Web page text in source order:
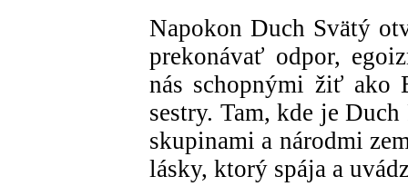
Napokon Duch Svätý
prekonávať odpor,
nás schopnými žiť ako
sestry. Tam, kde je
skupinami a národmi
lásky, ktorý spája a